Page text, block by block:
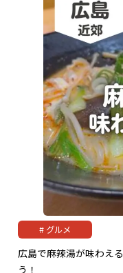
グルメ
広島で麻辣湯が味わえ
う！